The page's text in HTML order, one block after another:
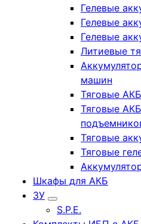
Гелевые
Гелевые
Гелевые
Литиевые
машин
Тяговые АКБ
Тяговые
Тяговые
Тяговые
Шкафы для АКБ
ЗУ
S.P.E.